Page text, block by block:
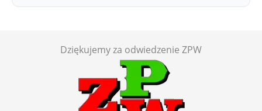
Dziękujemy za odwiedzenie ZPW